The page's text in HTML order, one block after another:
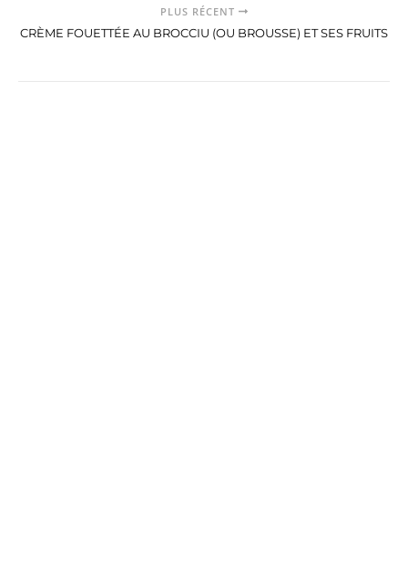
PLUS RÉCENT
CRÈME FOUETTÉE AU BROCCIU (OU BROUSSE) ET SES FRUITS